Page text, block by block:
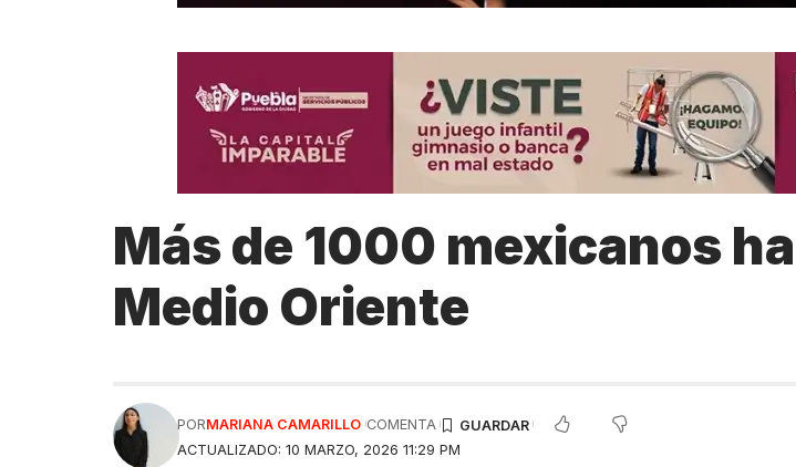
Más de 1000 mexicanos
Medio Oriente
ACTUALIZADO: 10 MARZO, 2026 11:29 PM
PORMARIANA CAMARILLO COMENTA